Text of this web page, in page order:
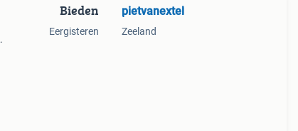
Bieden
Eergisteren
pietvanextel
Zeeland